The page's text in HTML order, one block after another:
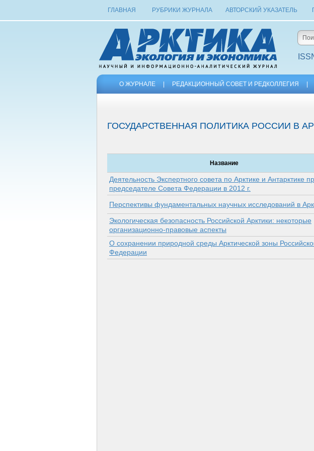
ГЛАВНАЯ РУБРИКИ ЖУРНАЛА АВТОРСКИЙ УКАЗАТЕЛЬ
О ЖУРНАЛЕ РЕДАКЦИОННЫЙ СОВЕТ И РЕДКОЛЛЕГИЯ
ГОСУДАРСТВЕННАЯ ПОЛИТИКА РОССИИ В
Название
Деятельность Экспертного совета по Арктике и Антарктике
председателе Совета Федерации в 2012 г.
Перспективы фундаментальных научных исследований в
Экологическая безопасность Российской Арктики: некоторые
организационно-правовые аспекты
О сохранении природной среды Арктической зоны
Федерации